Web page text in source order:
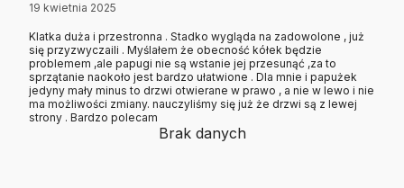
19 kwietnia 2025
Klatka duża i przestronna . Stadko wygląda na zadowolone , już
się przyzwyczaili . Myślałem że obecność kółek będzie
problemem ,ale papugi nie są wstanie jej przesunąć ,za to
sprzątanie naokoło jest bardzo ułatwione . Dla mnie i papużek
jedyny mały minus to drzwi otwierane w prawo , a nie w lewo i nie
ma możliwości zmiany. nauczyliśmy się już że drzwi są z lewej
strony . Bardzo polecam
Brak danych